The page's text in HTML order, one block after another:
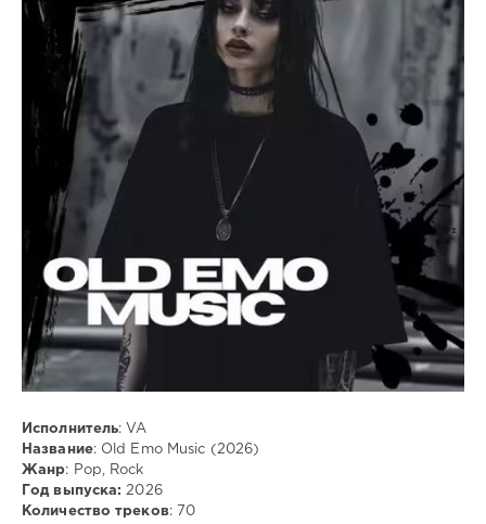
Pop
/
Dance
Club/
Disco
Alternative
ivashka
86
0
MP3,
Pop,
Rock
Исполнитель: VA
Название: Old Emo Music (2026)
Жанр: Pop, Rock
Год выпуска: 2026
Количество треков: 70